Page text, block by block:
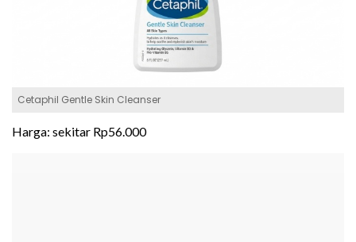
Cetaphil Gentle Skin Cleanser
Harga: sekitar Rp56.000